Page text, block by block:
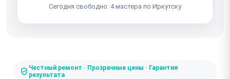
Сегодня свободно: 4 мастера по Иркутску
Честный ремонт · Прозрачные цены · Гарантия
результата